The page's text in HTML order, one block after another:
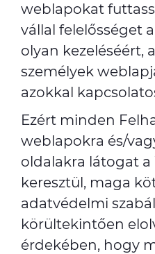
weblapokat
vállal felelősséget
olyan kezeléséért,
személyek
azokkal
Ezért minden
weblapokra és/
oldalakra látogat
keresztül, maga
adatvédelmi
körültekintően
érdekében, hogy